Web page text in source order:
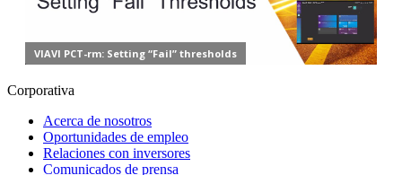
Corporativa
Acerca de nosotros
Oportunidades de empleo
Relaciones con inversores
Comunicados de prensa